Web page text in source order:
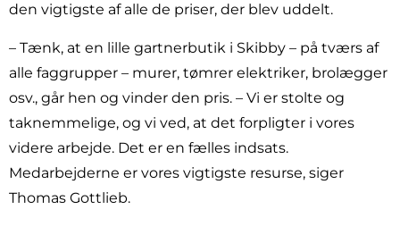
den vigtigste af alle de priser, der blev uddelt.
– Tænk, at en lille gartnerbutik i Skibby – på tværs af
alle faggrupper – murer, tømrer elektriker, brolægger
osv., går hen og vinder den pris. – Vi er stolte og
taknemmelige, og vi ved, at det forpligter i vores
videre arbejde. Det er en fælles indsats.
Medarbejderne er vores vigtigste resurse, siger
Thomas Gottlieb.